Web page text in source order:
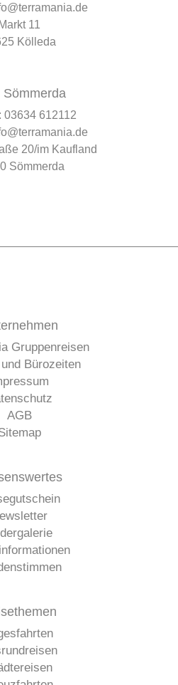
Markt 11
Kölleda
Sömmerda
03634 612112
20/im Kaufland
Sömmerda
Gruppenreisen
Bürozeiten
AGB